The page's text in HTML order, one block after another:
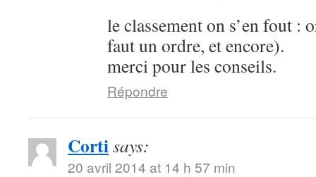
le classement on s’en fout :
faut un ordre, et encore).
merci pour les conseils.
Répondre
Cortisays:
20 avril 2014 at 14 h 57 min